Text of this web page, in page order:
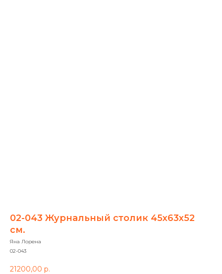
02-043 Журнальный столик 45х63х52
см.
Яна Лорена
02-043
21200,00 р.